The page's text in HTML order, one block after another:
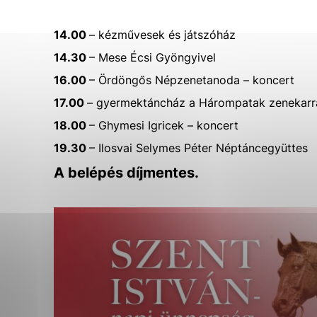
Szakszervezet alapszervezete
Városi Hivatal dolgozójának etikai
kódexe
Általános adatvédelem/ GDPR
Értesítés az állami reklámra szánt
források biztosításáról
14.00 – kézművesek és játszóház
14.30 – Mese Écsi Gyöngyivel
16.00 – Ördöngős Népzenetanoda – koncert
17.00 – gyermektáncház a Hárompatak
18.00 – Ghymesi Igricek – koncert
19.30 – Ilosvai Selymes Péter Néptáncegyüttes
A belépés díjmentes.
Technické cookies
Technické súbory cookie
že umožňujú základné
stránky. Bez týchto
Analytické cookies
Analytické cookies
aby mohol stránky